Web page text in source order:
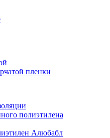
пленки
полиэтилена
Алюбабл